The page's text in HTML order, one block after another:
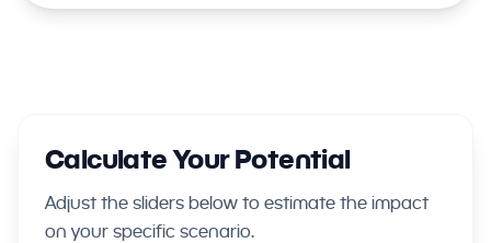
Calculate Your Potential
Adjust the sliders below to estimate the impact
on your specific scenario.